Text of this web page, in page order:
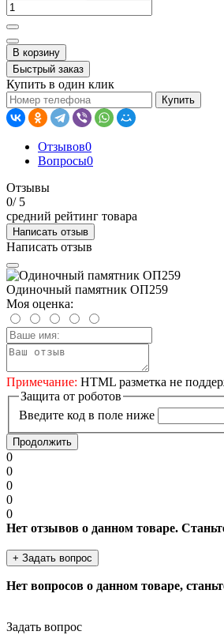
В корзину
Быстрый заказ
Купить в один клик
Купить
Отзывов0
Вопросы0
Отзывы
0/ 5
средний рейтинг товара
Написать отзыв
Написать отзыв
Одиночный памятник ОП259
Моя оценка:
Примечание: HTML разметка не
Защита от роботов
Введите код в поле ниже
Продолжить
0
0
0
0
0
Нет отзывов о данном товаре.
+ Задать вопрос
Нет вопросов о данном товаре,
Задать вопрос